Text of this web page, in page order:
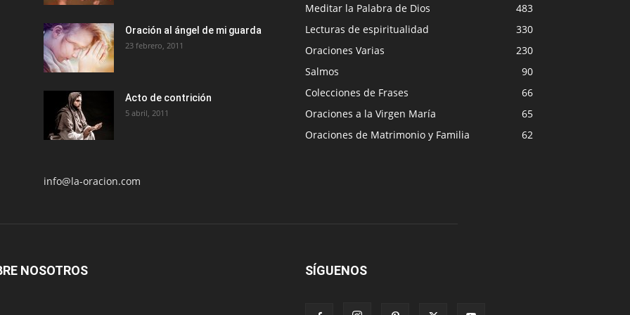
Oración al ángel de mi guarda
23 febrero, 2011
Acto de contrición
5 abril, 2011
info@la-oracion.com
Meditar la Palabra de Dios
483
Lecturas de espiritualidad
330
Oraciones Varias
230
Salmos
90
Colecciones de Frases
66
Oraciones a la Virgen María
65
Oraciones de Matrimonio y Familia
62
NOSOTROS SÍGUENOS